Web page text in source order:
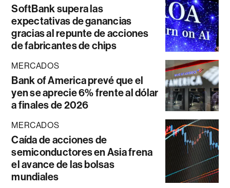
SoftBank supera las
expectativas de ganancias
gracias al repunte de acciones
de fabricantes de chips
MERCADOS
Bank of America prevé que el
yen se aprecie 6% frente al dólar
a finales de 2026
MERCADOS
Caída de acciones de
semiconductores en Asia frena
el avance de las bolsas
mundiales